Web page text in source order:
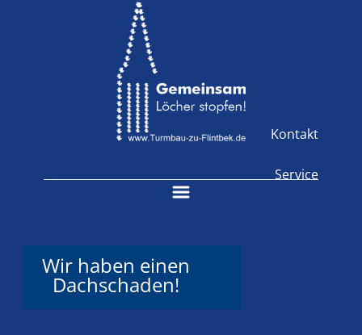
Kontakt
Service
Wir haben einen
Dachschaden!